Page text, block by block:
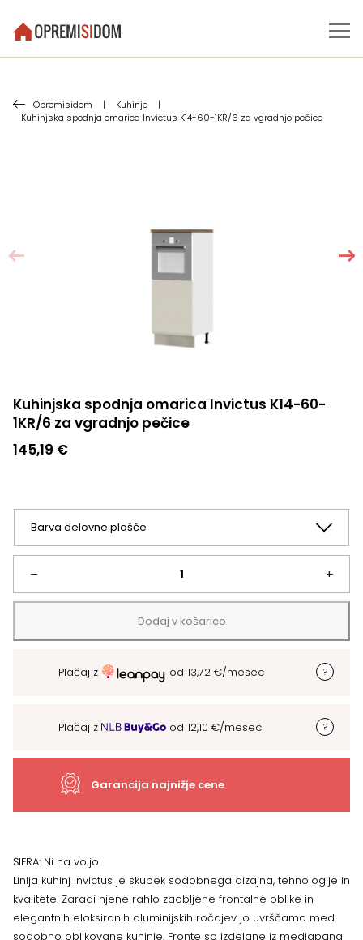
Opremisidom | Kuhinje
|
Kuhinjska spodnja omarica Invictus K14-60-1KR/6 za vgradnjo pečice
Kuhinjska spodnja omarica Invictus K14-60-
1KR/6 za vgradnjo pečice
145,19 €
–
Kuhinjska
spodnja
omarica
za
pečice
količina
+
Dodaj v košarico
Plačaj z od 13,72 €/mesec
Plačaj z od 12,10 €/mesec
Garancija najnižje cene
ŠIFRA: Ni na voljo
Linija kuhinj Invictus je skupek sodobnega dizajna, tehnologije in
kvalitete. Zaradi njene rahlo zaobljene frontalne oblike in
elegantnih eloksiranih aluminijskih ročajev jo uvrščamo med
sodobno oblikovane kuhinje. Fronte so izdelane iz mediapana